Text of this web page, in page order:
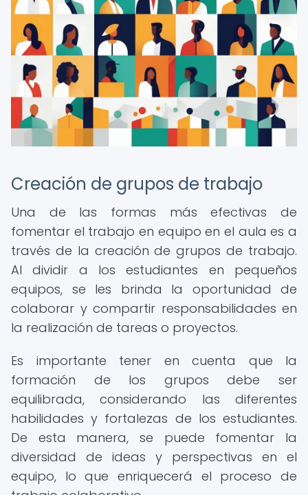
Creación de grupos de trabajo
Una de las formas más efectivas de
fomentar el trabajo en equipo en el aula es a
través de la creación de grupos de trabajo.
Al dividir a los estudiantes en pequeños
equipos, se les brinda la oportunidad de
colaborar y compartir responsabilidades en
la realización de tareas o proyectos.
Es importante tener en cuenta que la
formación de los grupos debe ser
equilibrada, considerando las diferentes
habilidades y fortalezas de los estudiantes.
De esta manera, se puede fomentar la
diversidad de ideas y perspectivas en el
equipo, lo que enriquecerá el proceso de